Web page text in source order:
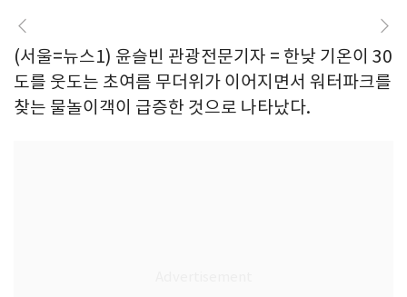
(서울=뉴스1) 윤슬빈 관광전문기자 = 한낮 기온이 30
도를 웃도는 초여름 무더위가 이어지면서 워터파크를
찾는 물놀이객이 급증한 것으로 나타났다.